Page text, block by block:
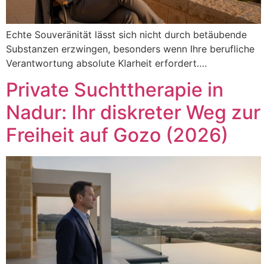
Echte Souveränität lässt sich nicht durch betäubende
Substanzen erzwingen, besonders wenn Ihre berufliche
Verantwortung absolute Klarheit erfordert….
Private Suchttherapie in
Nadur: Ihr diskreter Weg zur
Freiheit auf Gozo (2026)